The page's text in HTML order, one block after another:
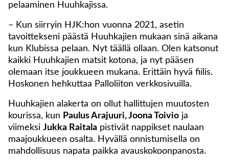
pelaaminen Huuhkajissa.
– Kun siirryin HJK:hon vuonna 2021, asetin
tavoittekseni päästä Huuhkajien mukaan sinä aikana
kun Klubissa pelaan. Nyt täällä ollaan. Olen katsonut
kaikki Huuhkajien matsit kotona, ja nyt pääsen
olemaan itse joukkueen mukana. Erittäin hyvä fiilis.
Hoskonen hehkuttaa Palloliiton verkkosivuilla.
Huuhkajien alakerta on ollut hallittujen muutosten
kourissa, kun Paulus Arajuuri, Joona Toivio ja
viimeksi Jukka Raitala pistivät nappikset naulaan
maajoukkueen osalta. Hyvällä onnistumisella on
mahdollisuus napata paikka avauskokoonpanosta.